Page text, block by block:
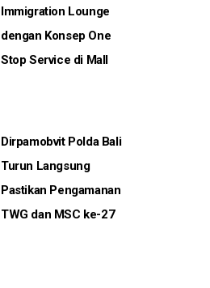
Immigration Lounge
dengan Konsep One
Stop Service di Mall
Dirpamobvit Polda Bali
Turun Langsung
Pastikan Pengamanan
TWG dan MSC ke-27